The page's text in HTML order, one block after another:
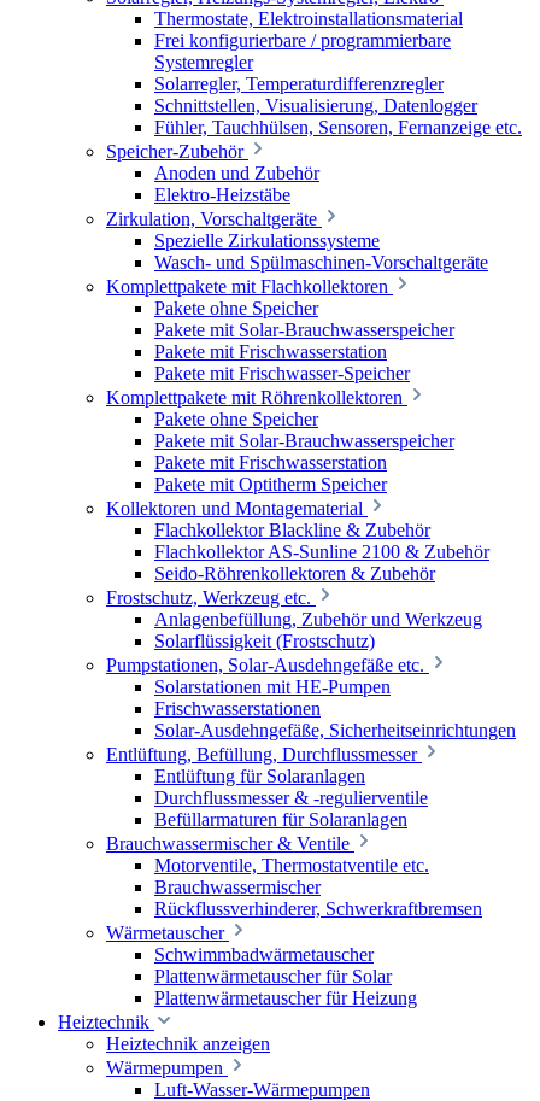
Thermostate, Elektroinstallationsmaterial
Frei konfigurierbare / programmierbare
Systemregler
Solarregler, Temperaturdifferenzregler
Schnittstellen, Visualisierung, Datenlogger
Fühler, Tauchhülsen, Sensoren, Fernanzeige etc.
Speicher-Zubehör
Anoden und Zubehör
Elektro-Heizstäbe
Zirkulation, Vorschaltgeräte
Spezielle Zirkulationssysteme
Wasch- und Spülmaschinen-Vorschaltgeräte
Komplettpakete mit Flachkollektoren
Pakete ohne Speicher
Pakete mit Solar-Brauchwasserspeicher
Pakete mit Frischwasserstation
Pakete mit Frischwasser-Speicher
Komplettpakete mit Röhrenkollektoren
Pakete ohne Speicher
Pakete mit Solar-Brauchwasserspeicher
Pakete mit Frischwasserstation
Pakete mit Optitherm Speicher
Kollektoren und Montagematerial
Flachkollektor Blackline & Zubehör
Flachkollektor AS-Sunline 2100 & Zubehör
Seido-Röhrenkollektoren & Zubehör
Frostschutz, Werkzeug etc.
Anlagenbefüllung, Zubehör und Werkzeug
Solarflüssigkeit (Frostschutz)
Pumpstationen, Solar-Ausdehngefäße etc.
Solarstationen mit HE-Pumpen
Frischwasserstationen
Solar-Ausdehngefäße, Sicherheitseinrichtungen
Entlüftung, Befüllung, Durchflussmesser
Entlüftung für Solaranlagen
Durchflussmesser & -regulierventile
Befüllarmaturen für Solaranlagen
Brauchwassermischer & Ventile
Motorventile, Thermostatventile etc.
Brauchwassermischer
Rückflussverhinderer, Schwerkraftbremsen
Wärmetauscher
Schwimmbadwärmetauscher
Plattenwärmetauscher für Solar
Plattenwärmetauscher für Heizung
Heiztechnik
Heiztechnik anzeigen
Wärmepumpen
Luft-Wasser-Wärmepumpen